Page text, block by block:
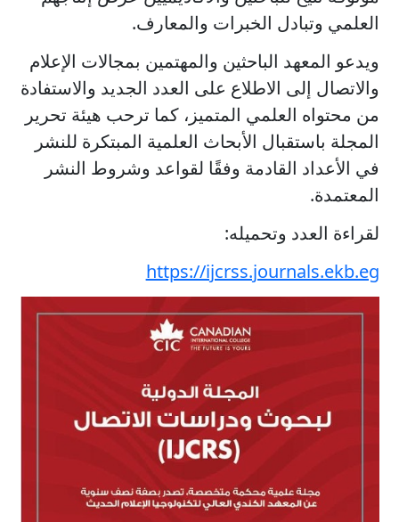
العلمي وتبادل الخبرات والمعارف.
ويدعو المعهد الباحثين والمهتمين بمجالات الإعلام
والاتصال إلى الاطلاع على العدد الجديد والاستفادة
من محتواه العلمي المتميز، كما ترحب هيئة تحرير
المجلة باستقبال الأبحاث العلمية المبتكرة للنشر
في الأعداد القادمة وفقًا لقواعد وشروط النشر
المعتمدة.
لقراءة العدد وتحميله:
https://ijcrss.journals.ekb.eg